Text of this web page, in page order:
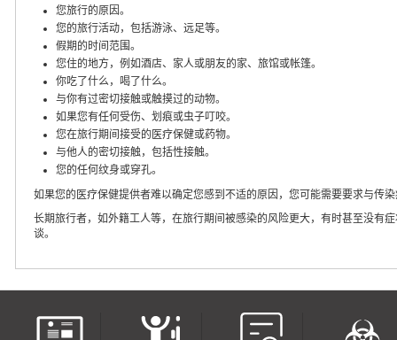
您旅行的原因。
您的旅行活动，包括游泳、远足等。
假期的时间范围。
您住的地方，例如酒店、家人或朋友的家、旅馆或帐篷。
你吃了什么，喝了什么。
与你有过密切接触或触摸过的动物。
如果您有任何受伤、划痕或虫子叮咬。
您在旅行期间接受的医疗保健或药物。
与他人的密切接触，包括性接触。
您的任何纹身或穿孔。
如果您的医疗保健提供者难以确定您感到不适的原因，您可能需要要求与传
长期旅行者，如外籍工人等，在旅行期间被感染的风险更大，有时甚至没有
谈。